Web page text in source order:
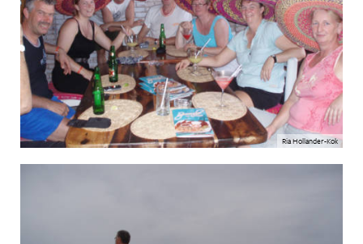
Ria Hollander-Kok